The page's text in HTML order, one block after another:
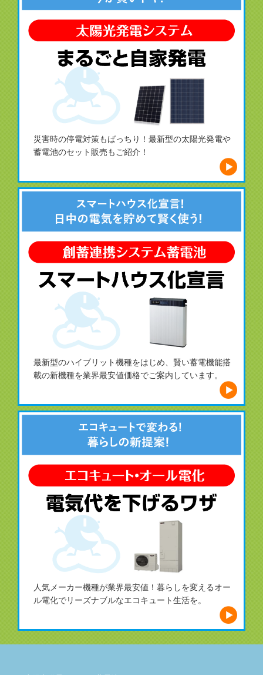
災害時の停電対策もばっちり！最新型の太陽光発電や
蓄電池のセット販売もご紹介！
最新型のハイブリット機種をはじめ、賢い蓄電機能搭
載の新機種を業界最安値価格でご案内しています。
人気メーカー機種が業界最安値！暮らしを変えるオー
ル電化でリーズナブルなエコキュート生活を。